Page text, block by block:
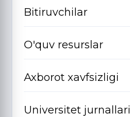
Bitiruvchilar
O'quv resurslar
Axborot xavfsizligi
Universitet jurnallari